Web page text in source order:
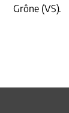
Grône (VS).